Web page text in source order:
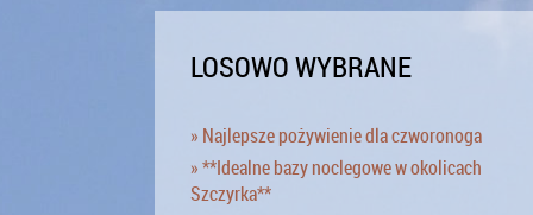
LOSOWO WYBRANE
» Najlepsze pożywienie dla czworonoga
» **Idealne bazy noclegowe w okolicach
Szczyrka**